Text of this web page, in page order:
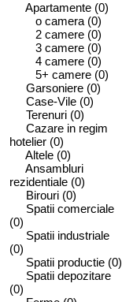
Apartamente (0)
o camera (0)
2 camere (0)
3 camere (0)
4 camere (0)
5+ camere (0)
Garsoniere (0)
Case-Vile (0)
Terenuri (0)
Cazare in regim
hotelier (0)
Altele (0)
Ansambluri
rezidentiale (0)
Birouri (0)
Spatii comerciale
(0)
Spatii industriale
(0)
Spatii productie (0)
Spatii depozitare
(0)